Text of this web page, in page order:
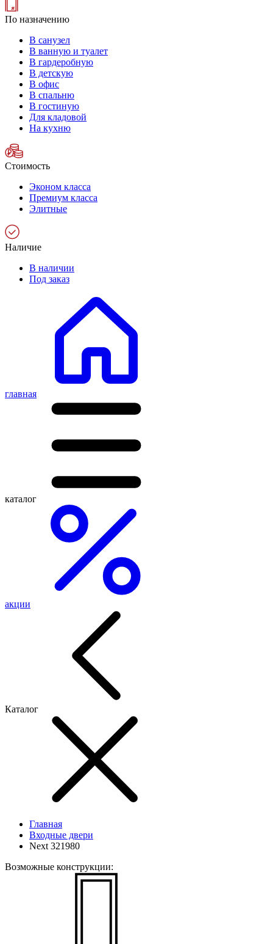
По назначению
В санузел
В ванную и туалет
В гардеробную
В детскую
В офис
В спальню
В гостиную
Для кладовой
На кухню
Стоимость
Эконом класса
Премиум класса
Элитные
Наличие
В наличии
Под заказ
главная
каталог
акции
Каталог
Главная
Входные двери
Next 321980
Возможные конструкции: